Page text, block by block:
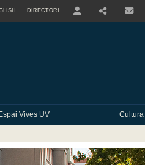
DIRECTORI
Espai Vives UV